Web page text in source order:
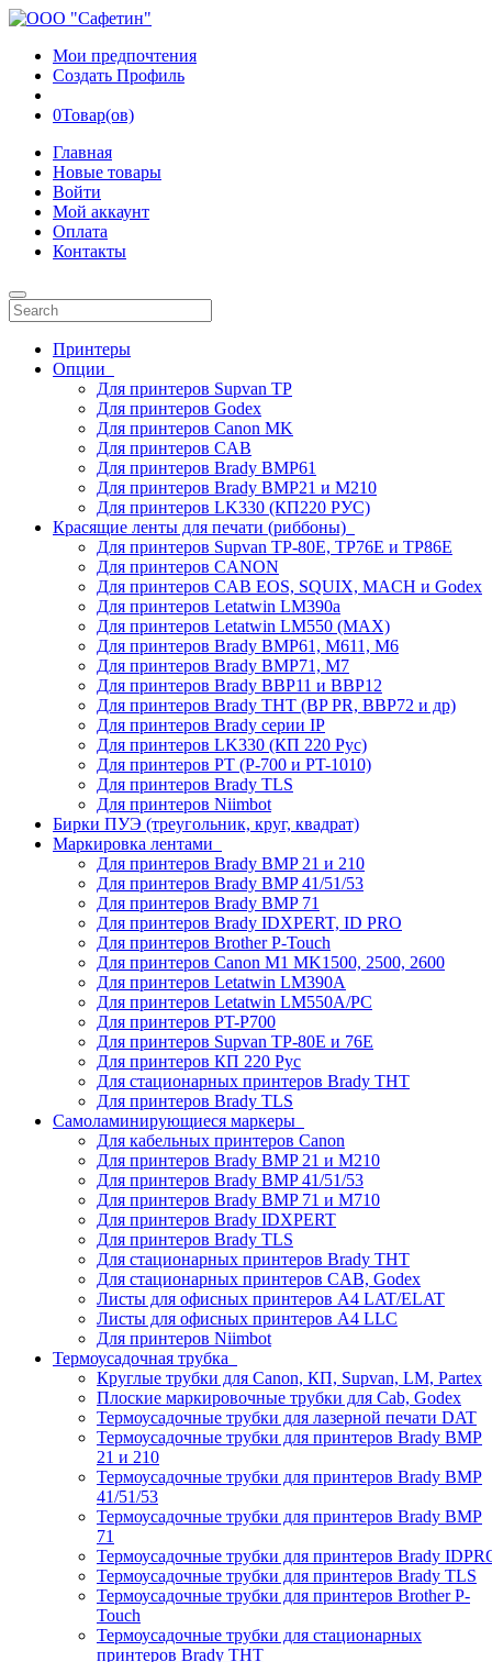
Мои предпочтения
Создать Профиль
0Товар(ов)
Главная
Новые товары
Войти
Мой аккаунт
Оплата
Контакты
Принтеры
Опции
Для принтеров Supvan TP
Для принтеров Godex
Для принтеров Canon MK
Для принтеров CAB
Для принтеров Brady BMP61
Для принтеров Brady BMP21 и M210
Для принтеров LK330 (КП220 РУС)
Красящие ленты для печати (риббоны)
Для принтеров Supvan TP-80E, TP76E и TP86E
Для принтеров CANON
Для принтеров CAB EOS, SQUIX, MACH и Godex
Для принтеров Letatwin LM390a
Для принтеров Letatwin LM550 (MAX)
Для принтеров Brady BMP61, M611, M6
Для принтеров Brady BMP71, M7
Для принтеров Brady BBP11 и BBP12
Для принтеров Brady THT (BP PR, BBP72 и др)
Для принтеров Brady серии IP
Для принтеров LK330 (КП 220 Рус)
Для принтеров PT (P-700 и PT-1010)
Для принтеров Brady TLS
Для принтеров Niimbot
Бирки ПУЭ (треугольник, круг, квадрат)
Маркировка лентами
Для принтеров Brady BMP 21 и 210
Для принтеров Brady BMP 41/51/53
Для принтеров Brady BMP 71
Для принтеров Brady IDXPERT, ID PRO
Для принтеров Brother P-Touch
Для принтеров Canon M1 MK1500, 2500, 2600
Для принтеров Letatwin LM390A
Для принтеров Letatwin LM550A/PC
Для принтеров PT-P700
Для принтеров Supvan TP-80E и 76E
Для принтеров КП 220 Рус
Для стационарных принтеров Brady THT
Для принтеров Brady TLS
Самоламинирующиеся маркеры
Для кабельных принтеров Canon
Для принтеров Brady BMP 21 и M210
Для принтеров Brady BMP 41/51/53
Для принтеров Brady BMP 71 и M710
Для принтеров Brady IDXPERT
Для принтеров Brady TLS
Для стационарных принтеров Brady THT
Для стационарных принтеров CAB, Godex
Листы для офисных принтеров А4 LAT/ELAT
Листы для офисных принтеров А4 LLC
Для принтеров Niimbot
Термоусадочная трубка
Круглые трубки для Canon, КП, Supvan, LM, Partex
Плоские маркировочные трубки для Cab, Godex
Термоусадочные трубки для лазерной печати DAT
Термоусадочные трубки для принтеров Brady BMP
21 и 210
Термоусадочные трубки для принтеров Brady BMP
41/51/53
Термоусадочные трубки для принтеров Brady BMP
71
Термоусадочные трубки для принтеров Brady
Термоусадочные трубки для принтеров Brady TLS
Термоусадочные трубки для принтеров Brother P-
Touch
Термоусадочные трубки для стационарных
принтеров Brady THT